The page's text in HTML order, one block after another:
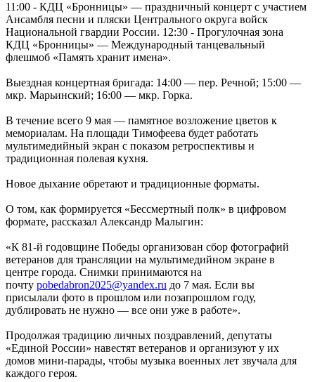
11:00 - КДЦ «Бронницы» — праздничный концерт с участием
Ансамбля песни и пляски Центрального округа войск
Национальной гвардии России. 12:30 - Прогулочная зона
КДЦ «Бронницы» — Международный танцевальный
флешмоб «Память хранит имена».
Выездная концертная бригада: 14:00 — пер. Речной; 15:00 —
мкр. Марьинский; 16:00 — мкр. Горка.
В течение всего 9 мая — памятное возложение цветов к
мемориалам. На площади Тимофеева будет работать
мультимедийный экран с показом ретроспективы и
традиционная полевая кухня.
Новое дыхание обретают и традиционные форматы.
О том, как формируется «Бессмертный полк» в цифровом
формате, рассказал Александр Малыгин:
«К 81-й годовщине Победы организован сбор фотографий
ветеранов для трансляции на мультимедийном экране в
центре города. Снимки принимаются на
почту pobedabron2025@yandex.ru до 7 мая. Если вы
присылали фото в прошлом или позапрошлом году,
дублировать не нужно — все они уже в работе».
Продолжая традицию личных поздравлений, депутаты
«Единой России» навестят ветеранов и организуют у их
домов мини-парады, чтобы музыка военных лет звучала для
каждого героя.